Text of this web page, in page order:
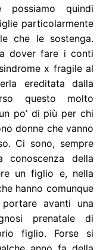
quindi
particolarmente
che le sostenga.
dover fare i conti
x fragile al
ereditata dalla
questo molto
po’ di più per chi
donne che vanno
Ci sono, sempre
della
un figlio e, nella
hanno comunque
avanti una
prenatale di
figlio. Forse si